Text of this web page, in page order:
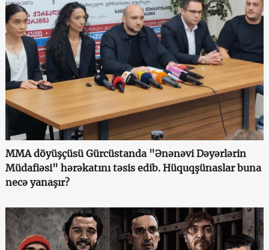
MMA döyüşçüsü Gürcüstanda "Ənənəvi Dəyərlərin
Müdafiəsi" hərəkatını təsis edib. Hüquqşünaslar buna
necə yanaşır?